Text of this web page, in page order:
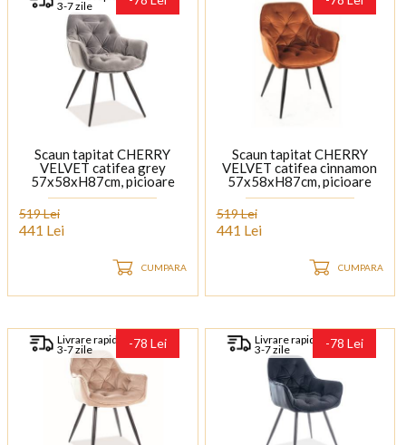
3-7 zile
Scaun tapitat CHERRY
VELVET catifea grey
57x58xH87cm, picioare
negre
519 Lei
441 Lei
CUMPARA
Scaun tapitat CHERRY
VELVET catifea cinnamon
57x58xH87cm, picioare
negre
519 Lei
441 Lei
CUMPARA
Livrare rapida
3-7 zile -78 Lei Livrare rapida
3-7 zile -78 Lei